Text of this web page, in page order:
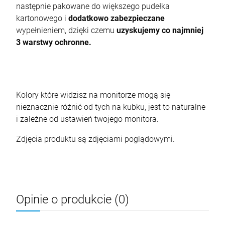
następnie pakowane do większego pudełka
kartonowego i dodatkowo zabezpieczane
wypełnieniem, dzięki czemu uzyskujemy co najmniej
3 warstwy ochronne.
Kolory które widzisz na monitorze mogą się
nieznacznie różnić od tych na kubku, jest to naturalne
i zależne od ustawień twojego monitora.
Zdjęcia produktu są zdjęciami poglądowymi.
Opinie o produkcie (0)